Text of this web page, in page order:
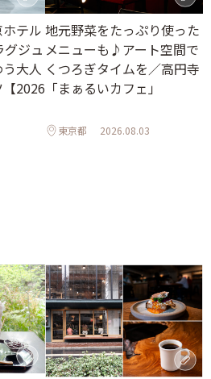
テル
ジュ
大人
2026
地元野菜をたっぷり使った
メニューも♪アート空間で
くつろぎタイムを／高円寺
「まぁるいカフェ」
東京都 2026.08.03